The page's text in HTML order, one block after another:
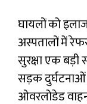
घायलों को
अस्पतालों में
सुरक्षा एक बड़ी
सड़क
ओवरलोडेड